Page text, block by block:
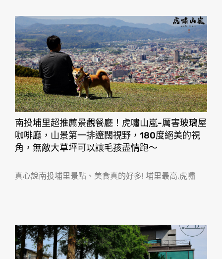
南投埔里超推薦景觀餐廳！虎嘯山嵐-厲害玻璃屋
咖啡廳，山景第一排遼闊視野，180度絕美的視
角，無敵大草坪可以讓毛孩盡情跑〜
真心說南投埔里景點、美食真的好多! 埔里最高,虎嘯